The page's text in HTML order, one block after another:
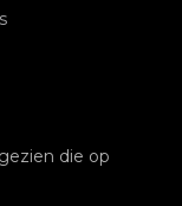
die op